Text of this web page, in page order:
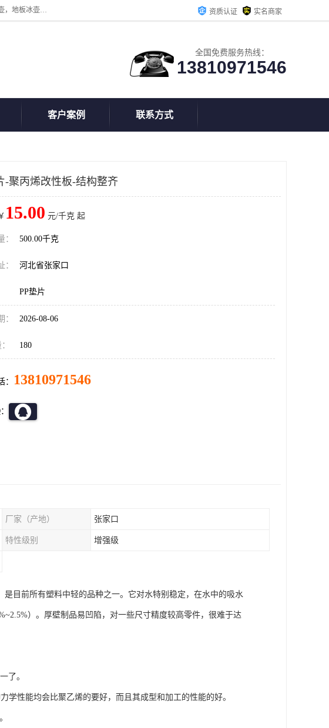
张家口市科诺工程塑料有限公司是超高分子量聚乙烯，高密度板，仿真冰场的专业生产厂家和供应商。主要产品有：陆地冰壶，旱地冰壶，地板冰壶，地壶球，仿真冰壶，仿真冰，冰蹴球，MGB轴套，MGE滑板，高密度板，仿真冰场等产品。欢迎有需要的朋友前来联系。 资质认证 实名商家
全国免费服务热线：
13810971546
客户案例 联系方式
-聚丙烯改性板-结构整齐
15.00 元/千克 起
： 500.00千克
： 河北省张家口
PP垫片
： 2026-08-06
180
： 13810971546
厂家（产地） 张家口
特性级别 增强级
目前所有塑料中轻的品种之一。它对水特别稳定，在水中的吸水
）。厚壁制品易凹陷，对一些尺寸精度较高零件，很难于达
了。
学性能均会比聚乙烯的要好，而且其成型和加工的性能的好。